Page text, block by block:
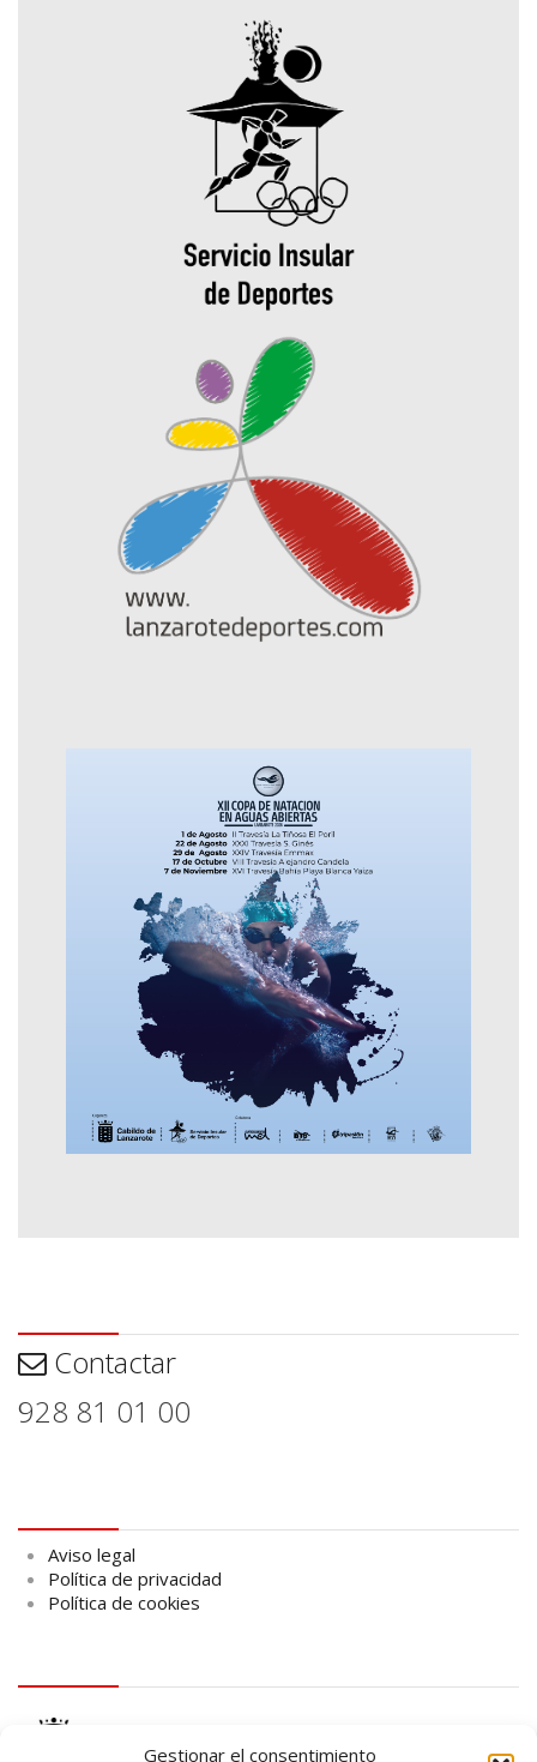
Gestionar el consentimiento
Contactar
928 81 01 00
Aviso legal
Política de privacidad
Política de cookies